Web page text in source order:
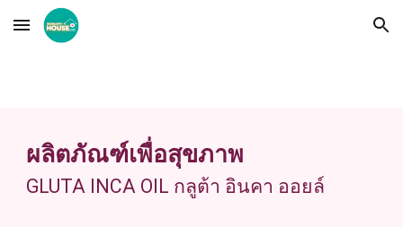
Skip to main content Skip to navigation
ผลิตภัณฑ์เพื่อสุขภาพ
GLUTA INCA OIL กลูต้า อินคา ออยล์